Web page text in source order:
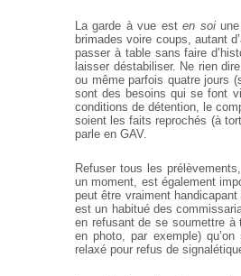
La garde à vue esten soiune
brimades voire coups, autant
passer à table sans faire
laisser déstabiliser. Ne rien
ou même parfois quatre jours
sont des besoins qui se font
conditions de détention, le
soient les faits reprochés (à
parle en GAV.
Refuser tous les
un moment, est également
peut être vraiment
est un habitué des
en refusant de se soumettre à
en photo, par exemple)
relaxé pour refus de